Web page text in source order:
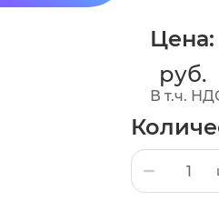
Цена:
руб.
В т.ч.